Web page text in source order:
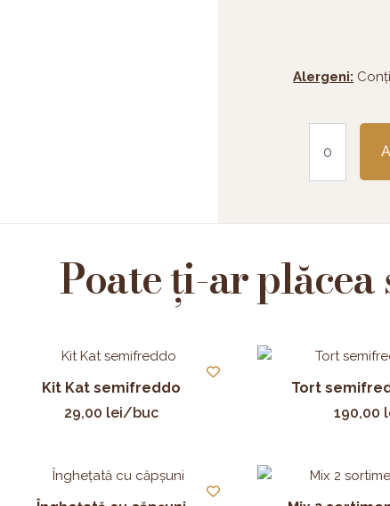
Alergeni:
Poate ți-ar plăcea
Kit Kat semifreddo
29,00 lei/buc
Tort
190,00